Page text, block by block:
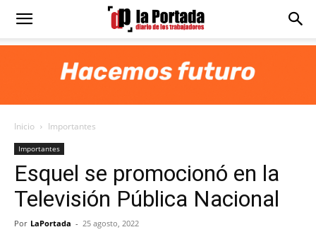
Diario
Portada
Inicio Importantes
Importantes
Esquel se promocionó en la
Televisión Pública Nacional
Por LaPortada - 25 agosto, 2022